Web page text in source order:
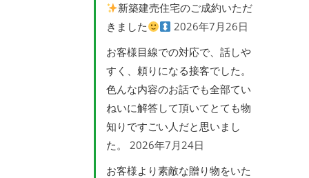
新築建売住宅のご成約いただ
きました
2026年7月26日
お客様目線での対応で、話しや
すく、頼りになる接客でした。
色んな内容のお話でも全部てい
ねいに解答して頂いてとても物
知りですごい人だと思いまし
た。
2026年7月24日
お客様より素敵な贈り物をいた